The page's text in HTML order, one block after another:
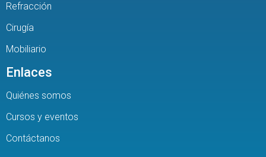
Refracción
Cirugía
Mobiliario
Enlaces
Quiénes somos
Cursos y eventos
Contáctanos